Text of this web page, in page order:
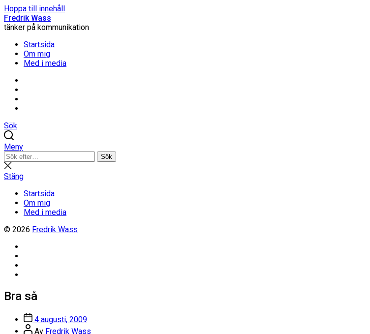
Hoppa till innehåll
Fredrik Wass
tänker på kommunikation
Startsida
Om mig
Med i media
Sök
Meny
Sök
efter:
Sök
Stäng
sökning
Stäng
Startsida
Om mig
Med i media
© 2026 Fredrik Wass
Bra så
Inläggsdatum
4 augusti, 2009
Inläggsförfattare
Av Fredrik Wass